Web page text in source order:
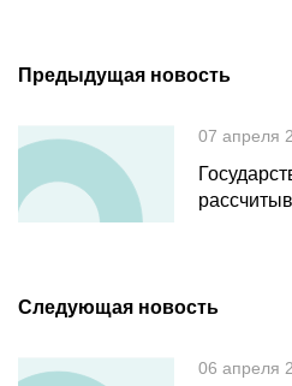
Предыдущая новость
07 апреля
Следующая новость
06 апреля